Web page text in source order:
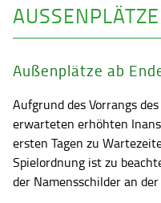
AUSSENPLÄTZE
Außenplätze ab
Aufgrund des Vorrangs
erwarteten erhöhten
ersten Tagen zu
Spielordnung ist zu
der Namensschilder an